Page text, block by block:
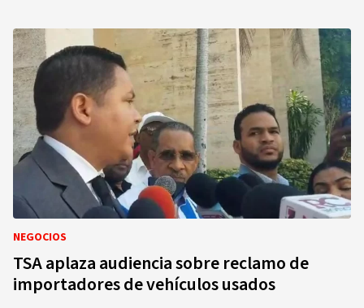
NEGOCIOS
TSA aplaza audiencia sobre reclamo de
importadores de vehículos usados